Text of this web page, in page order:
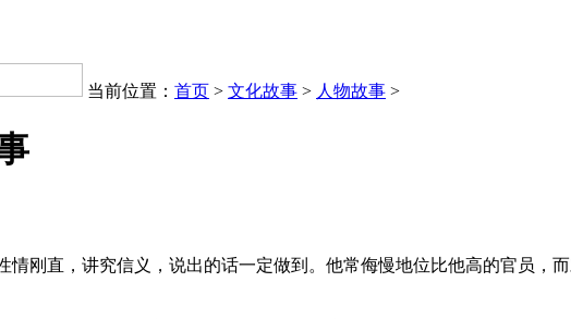
当前位置： 首页 > 文化故事 > 人物故事 >
情刚直，讲究信义，说出的话一定做到。他常侮慢地位比他高的官员